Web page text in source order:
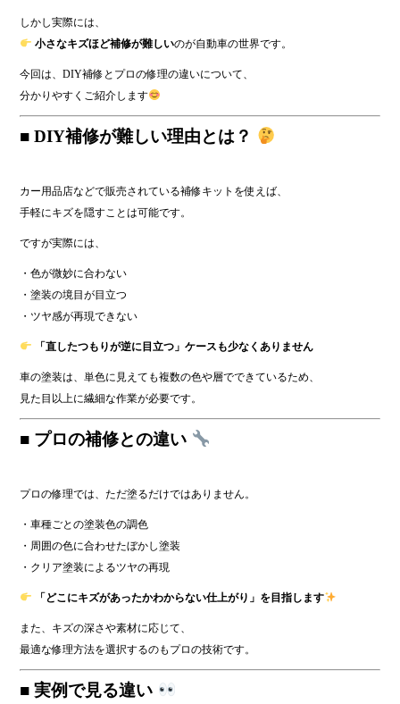
しかし実際には、
小さなキズほど補修が難しいのが自動車の世界です。
今回は、DIY補修とプロの修理の違いについて、
分かりやすくご紹介します
■ DIY補修が難しい理由とは？
カー用品店などで販売されている補修キットを使えば、
手軽にキズを隠すことは可能です。
ですが実際には、
・色が微妙に合わない
・塗装の境目が目立つ
・ツヤ感が再現できない
「直したつもりが逆に目立つ」ケースも少なくありません
車の塗装は、単色に見えても複数の色や層でできているため、
見た目以上に繊細な作業が必要です。
■ プロの補修との違い
プロの修理では、ただ塗るだけではありません。
・車種ごとの塗装色の調色
・周囲の色に合わせたぼかし塗装
・クリア塗装によるツヤの再現
「どこにキズがあったかわからない仕上がり」を目指します
また、キズの深さや素材に応じて、
最適な修理方法を選択するのもプロの技術です。
■ 実例で見る違い